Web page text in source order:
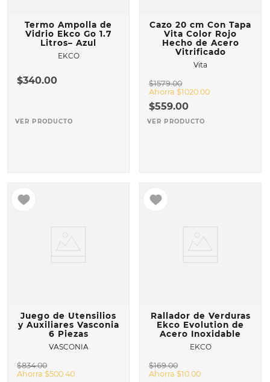
Termo Ampolla de
Vidrio Ekco Go 1.7
Litros– Azul
EKCO
$340.00
VER PRODUCTO
Cazo 20 cm Con Tapa
Vita Color Rojo
Hecho de Acero
Vitrificado
Vita
$1579.00
Ahorra $1020.00
$559.00
VER PRODUCTO
Juego de Utensilios
y Auxiliares Vasconia
6 Piezas
VASCONIA
$834.00
Ahorra $500.40
Rallador de Verduras
Ekco Evolution de
Acero Inoxidable
EKCO
$169.00
Ahorra $10.00